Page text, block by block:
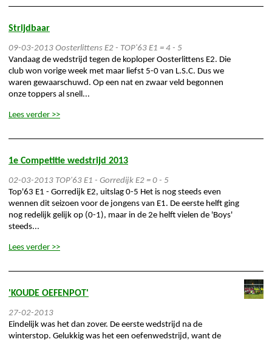
Strijdbaar
09-03-2013 Oosterlittens E2 - TOP'63 E1 = 4 - 5
Vandaag de wedstrijd tegen de koploper Oosterlittens E2. Die
club won vorige week met maar liefst 5-0 van L.S.C. Dus we
waren gewaarschuwd. Op een nat en zwaar veld begonnen
onze toppers al snell...
Lees verder >>
1e Competitie wedstrijd 2013
02-03-2013 TOP'63 E1 - Gorredijk E2 = 0 - 5
Top'63 E1 - Gorredijk E2, uitslag 0-5 Het is nog steeds even
wennen dit seizoen voor de jongens van E1. De eerste helft ging
nog redelijk gelijk op (0-1), maar in de 2e helft vielen de 'Boys'
steeds...
Lees verder >>
'KOUDE OEFENPOT'
27-02-2013
Eindelijk was het dan zover. De eerste wedstrijd na de
winterstop. Gelukkig was het een oefenwedstrijd, want de